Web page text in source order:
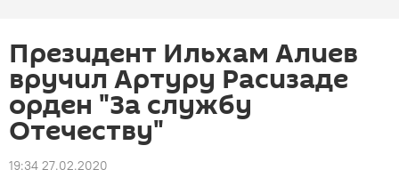
Президент Ильхам Алиев
вручил Артуру Расизаде
орден "За службу
Отечеству"
19:34 27.02.2020